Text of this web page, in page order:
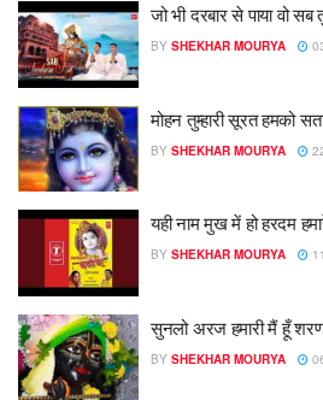
जो भी दरबार से पाया वो सब
BY SHEKHAR MOURYA
मोहन तुम्हारी सूरत हमको
BY SHEKHAR MOURYA
यही नाम मुख में हो हरदम
BY SHEKHAR MOURYA
सुनलो अरज हमारी मैं हूँ
BY SHEKHAR MOURYA